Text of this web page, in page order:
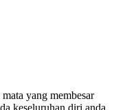
yang membesar
keseluruhan diri anda,